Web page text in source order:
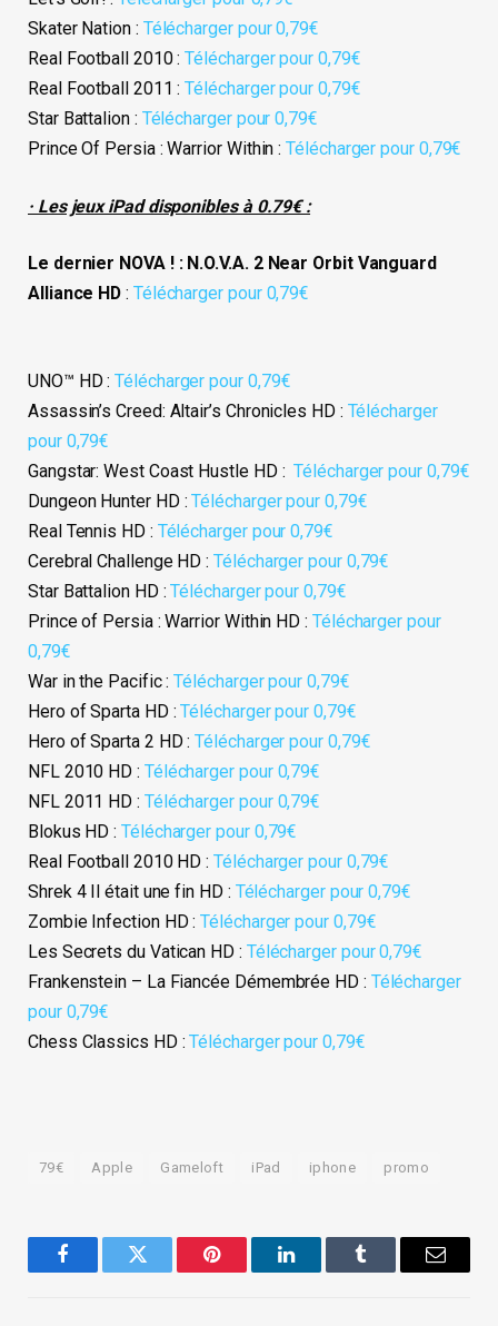
Skater Nation : Télécharger pour 0,79€
Real Football 2010 : Télécharger pour 0,79€
Real Football 2011 : Télécharger pour 0,79€
Star Battalion : Télécharger pour 0,79€
Prince Of Persia : Warrior Within : Télécharger pour 0,79€
· Les jeux iPad disponibles à 0.79€ :
Le dernier NOVA ! : N.O.V.A. 2 Near Orbit Vanguard
Alliance HD : Télécharger pour 0,79€
UNO™ HD : Télécharger pour 0,79€
Assassin’s Creed: Altair’s Chronicles HD : Télécharger
pour 0,79€
Gangstar: West Coast Hustle HD :Télécharger pour 0,79€
Dungeon Hunter HD : Télécharger pour 0,79€
Real Tennis HD : Télécharger pour 0,79€
Cerebral Challenge HD : Télécharger pour 0,79€
Star Battalion HD : Télécharger pour 0,79€
Prince of Persia : Warrior Within HD : Télécharger pour
0,79€
War in the Pacific : Télécharger pour 0,79€
Hero of Sparta HD : Télécharger pour 0,79€
Hero of Sparta 2 HD : Télécharger pour 0,79€
NFL 2010 HD : Télécharger pour 0,79€
NFL 2011 HD : Télécharger pour 0,79€
Blokus HD :Télécharger pour 0,79€
Real Football 2010 HD : Télécharger pour 0,79€
Shrek 4 Il était une fin HD : Télécharger pour 0,79€
Zombie Infection HD : Télécharger pour 0,79€
Les Secrets du Vatican HD : Télécharger pour 0,79€
Frankenstein – La Fiancée Démembrée HD : Télécharger
pour 0,79€
Chess Classics HD : Télécharger pour 0,79€
79€ Apple Gameloft iPad iphone promo
FacebookTwitter Pinterest LinkedInTumblr Email